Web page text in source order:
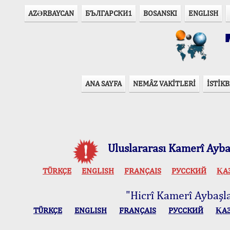
AZӘRBAYCAN БЪЛГАРСКИ1 BOSANSKI ENGLISH
ANA SAYFA NEMÂZ VAKİTLERİ
Uluslararası Kamerî
TÜRKÇE ENGLISH FRANÇAIS РУССКИЙ
"Hicrî Kamerî
TÜRKÇE ENGLISH FRANÇAIS РУССКИЙ